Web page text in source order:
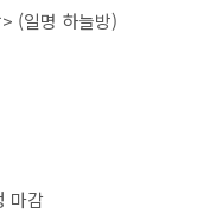
(일명 하늘방)
마감